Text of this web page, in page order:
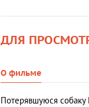
ДЛЯ
О фильме
Потерявшуюся